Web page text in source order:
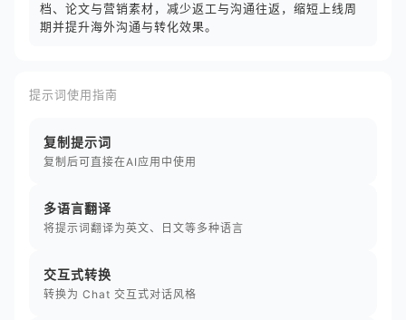
档、论文与营销素材，减少返工与沟通往返，缩短上线周
期并提升海外沟通与转化效果。
提示词使用指南
复制提示词
复制后可直接在AI应用中使用
多语言翻译
将提示词翻译为英文、日文等多种语言
交互式转换
转换为 Chat 交互式对话风格